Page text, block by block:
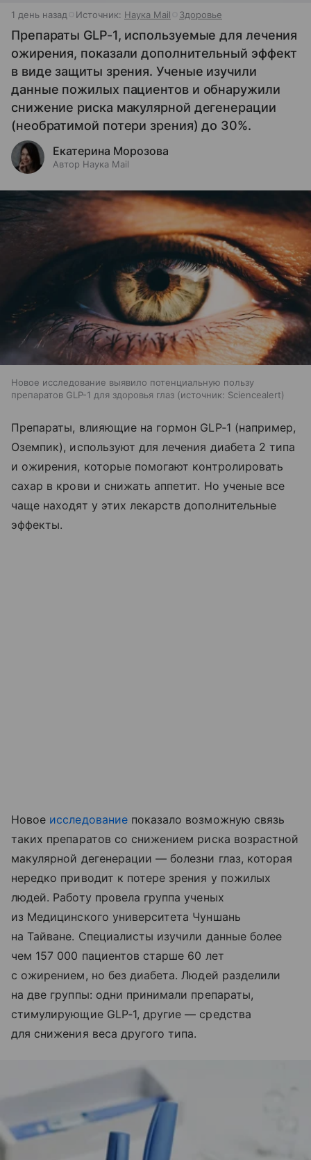
1 день назад Источник: Наука Mail Здоровье
Препараты GLP-1, используемые для лечения
ожирения, показали дополнительный эффект
в виде защиты зрения. Ученые изучили
данные пожилых пациентов и обнаружили
снижение риска макулярной дегенерации
(необратимой потери зрения) до 30%.
Екатерина Морозова
Автор Наука Mail
Новое исследование выявило потенциальную пользу
препаратов GLP-1 для здоровья глаз
источник: Sciencealert
Препараты, влияющие на гормон GLP‑1 (например,
Оземпик), используют для лечения диабета 2 типа
и ожирения, которые помогают контролировать
сахар в крови и снижать аппетит. Но ученые все
чаще находят у этих лекарств дополнительные
эффекты.
Новое исследованиепоказало возможную связь
таких препаратов со снижением риска возрастной
макулярной дегенерации — болезни глаз, которая
нередко приводит к потере зрения у пожилых
людей. Работу провела группа ученых
из Медицинского университета Чуншань
на Тайване. Специалисты изучили данные более
чем 157 000 пациентов старше 60 лет
с ожирением, но без диабета. Людей разделили
на две группы: одни принимали препараты,
стимулирующие GLP‑1, другие — средства
для снижения веса другого типа.